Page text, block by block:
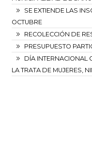
SE EXTIENDE LAS
OCTUBRE
RECOLECCIÓN DE
PRESUPUESTO
DÍA INTERNACIONAL
LA TRATA DE MUJERES,